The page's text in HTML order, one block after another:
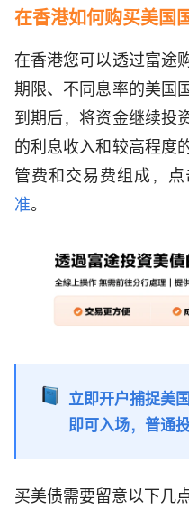
在香港如何购买美国
在香港您可以透过富途
期限、不同息率的美国
到期后，将资金继续投
的利息收入和较高程度
管费和交易费组成，
准。
立即开户捕捉美
即可入场，普通
买美债需要留意以下几点